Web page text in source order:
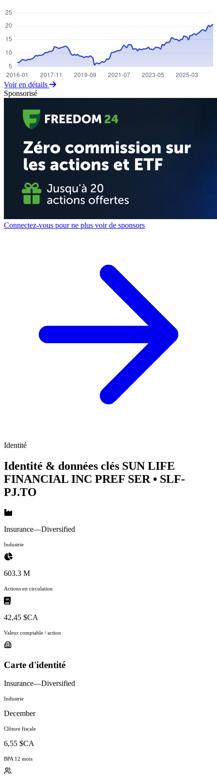
Voir en détails
Sponsorisé
Connectez-vous pour ne plus voir de sponsors
Identité
Identité & données clés SUN LIFE
FINANCIAL INC PREF SER • SLF-
PJ.TO
Insurance—Diversified
Industrie
603.3 M
Actions en circulation
42,45 $CA
Valeur comptable / action
Carte d'identité
Insurance—Diversified
Industrie
December
Clôture fiscale
6,55 $CA
BPA 12 mois